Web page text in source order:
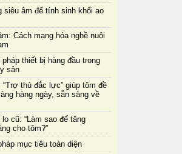
siêu âm để tính sinh khối ao
Cách mạng hóa nghề nuôi
thiết bị hàng đầu trong
sản
“Trợ thủ đắc lực” giúp tôm đề
hàng ngày, sẵn sàng về
cũ: “Làm sao để tăng
cho tôm?”
mục tiêu toàn diện